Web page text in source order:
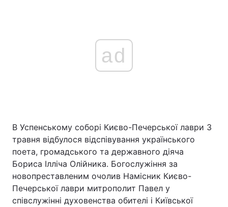
ad
В Успенському соборі Києво-Печерської лаври 3
травня відбулося відспівування українського
поета, громадського та державного діяча
Бориса Ілліча Олійника. Богослужіння за
новопреставленим очолив Намісник Києво-
Печерської лаври митрополит Павел у
співслужінні духовенства обителі і Київської